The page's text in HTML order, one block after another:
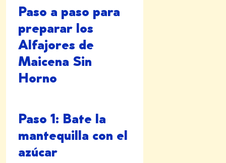
Paso a paso para
preparar los
Alfajores de
Maicena Sin
Horno
Paso 1: Bate la
mantequilla con el
azúcar